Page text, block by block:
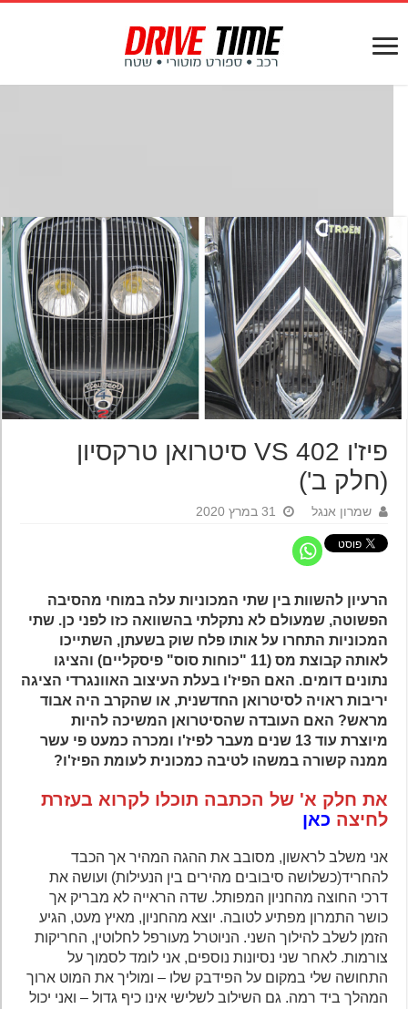
פיז'ו 402 VS סיטרואן טרקסיון
(חלק ב')
שמרון אנגל 31 במרץ 2020
הרעיון להשוות בין שתי המכוניות עלה במוחי מהסיבה
הפשוטה, שמעולם לא נתקלתי בהשוואה כזו לפני כן. שתי
המכוניות התחרו על אותו פלח שוק בשעתן, השתייכו
לאותה קבוצת מס (11 "כוחות סוס" פיסקליים) והציגו
נתונים דומים. האם הפיז'ו בעלת העיצוב האוונגרדי הציגה
יריבות ראויה לסיטרואן החדשנית, או שהקרב היה אבוד
מראש? האם העובדה שהסיטרואן המשיכה להיות
מיוצרת עוד 13 שנים מעבר לפיז'ו ומכרה כמעט פי עשר
ממנה קשורה במשהו לטיבה כמכונית לעומת הפיז'ו?
את חלק א' של הכתבה תוכלו לקרוא בעזרת
לחיצהכאן
אני משלב לראשון, מסובב את ההגה המהיר אך הכבד
להחריד(כשלושה סיבובים מהירים בין הנעילות) ועושה את
דרכי החוצה מהחניון המפותל. שדה הראייה לא מבריק אך
כושר התמרון מפתיע לטובה. יוצא מהחניון, מאיץ מעט, הגיע
הזמן לשלב להילוך השני. הניוטרל מעורפל לחלוטין, החריקות
צורמות. לאחר שני נסיונות נוספים, אני לומד לסמוך על
התחושה שלי במקום על הפידבק שלו – ומוליך את המוט ארוך
המהלך ביד רמה. גם השילוב לשלישי אינו כיף גדול – ואני יכול